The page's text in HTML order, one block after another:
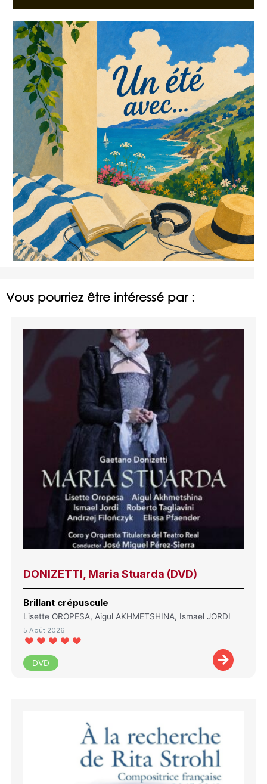
Vous pourriez être intéressé par :
DONIZETTI, Maria Stuarda (DVD)
Brillant crépuscule
Lisette OROPESA, Aigul AKHMETSHINA, Ismael JORDI
5 Août 2026
DVD